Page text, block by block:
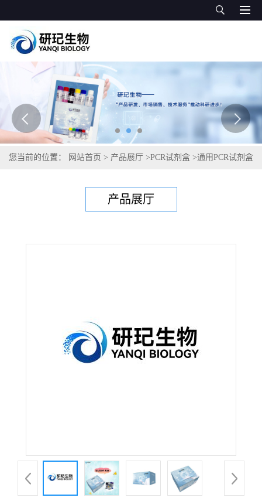
您当前的位置： 网站首页 > 产品展厅 >PCR试剂盒 >通用PCR试剂盒
产品展厅